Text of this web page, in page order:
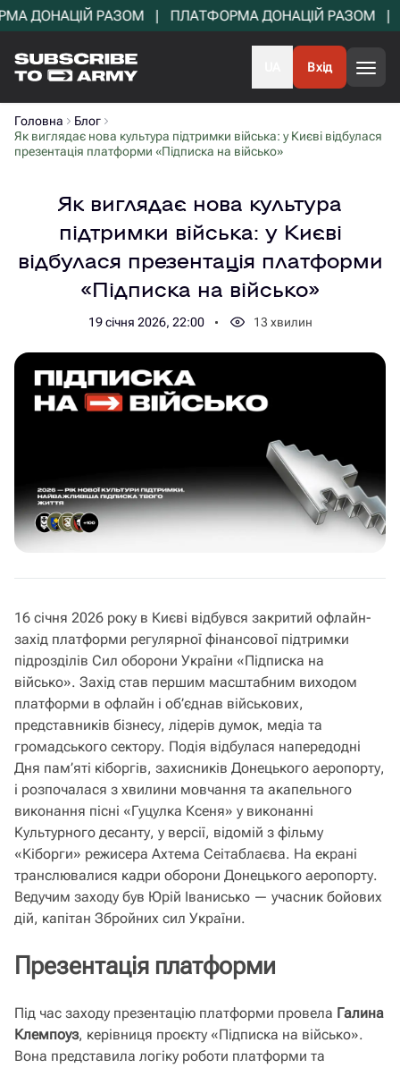
ДОНАЦІЙ РАЗОМ   |   ПЛАТФОРМА ДОНАЦІЙ РАЗОМ   |
Вхід
Головна
Блог
Як виглядає нова культура підтримки війська: у Києві відбулася
презентація платформи «Підписка на військо»
Як виглядає нова культура
підтримки війська: у Києві
відбулася презентація платформи
«Підписка на військо»
19 січня 2026, 22:00 13 хвилин
16 січня 2026 року в Києві відбувся закритий офлайн-
захід платформи регулярної фінансової підтримки
підрозділів Сил оборони України «Підписка на
військо». Захід став першим масштабним виходом
платформи в офлайн і об’єднав військових,
представників бізнесу, лідерів думок, медіа та
громадського сектору. Подія відбулася напередодні
Дня пам’яті кіборгів, захисників Донецького аеропорту,
і розпочалася з хвилини мовчання та акапельного
виконання пісні «Гуцулка Ксеня» у виконанні
Культурного десанту, у версії, відомій з фільму
«Кіборги» режисера Ахтема Сеітаблаєва. На екрані
транслювалися кадри оборони Донецького аеропорту.
Ведучим заходу був Юрій Іванисько — учасник бойових
дій, капітан Збройних сил України.
Презентація платформи
Під час заходу презентацію платформи провела Галина
Клемпоуз, керівниця проєкту «Підписка на військо».
Вона представила логіку роботи платформи та